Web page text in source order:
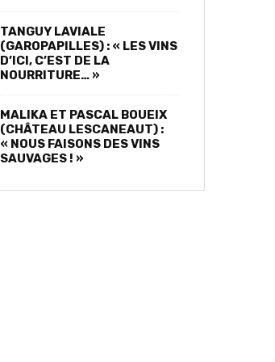
TANGUY LAVIALE
(GAROPAPILLES) : « LES VINS
D’ICI, C’EST DE LA
NOURRITURE… »
MALIKA ET PASCAL BOUEIX
(CHÂTEAU LESCANEAUT) :
« NOUS FAISONS DES VINS
SAUVAGES ! »